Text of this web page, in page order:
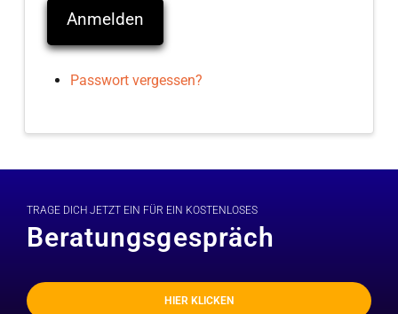
Anmelden
Passwort vergessen?
TRAGE DICH JETZT EIN FÜR EIN KOSTENLOSES
Beratungsgespräch
HIER KLICKEN